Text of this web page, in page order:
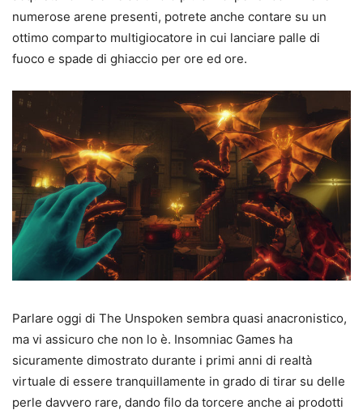
numerose arene presenti, potrete anche contare su un
ottimo comparto multigiocatore in cui lanciare palle di
fuoco e spade di ghiaccio per ore ed ore.
Parlare oggi di The Unspoken sembra quasi anacronistico,
ma vi assicuro che non lo è. Insomniac Games ha
sicuramente dimostrato durante i primi anni di realtà
virtuale di essere tranquillamente in grado di tirar su delle
perle davvero rare, dando filo da torcere anche ai prodotti